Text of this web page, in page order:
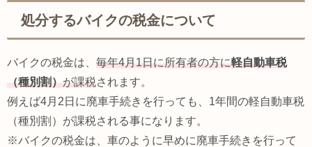
処分するバイクの税金について
バイクの税金は、 毎年4月1日に所有者の方に軽自動車税
（種別割）が課税されます。
例えば4月2日に廃車手続きを行っても、1年間の軽自動車税
（種別割）が課税される事になります。
※バイクの税金は、車のように早めに廃車手続きを行って